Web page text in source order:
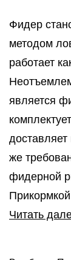
Фидер
методом
работает
является
же
фидерной
Читать